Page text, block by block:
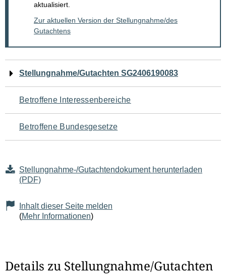
aktualisiert.
Zur aktuellen Version der Stellungnahme/des
Gutachtens
Navigation
für
den
Seiteninhalt
Stellungnahme/Gutachten SG2406190083
Betroffene Interessenbereiche
Betroffene Bundesgesetze
Stellungnahme-/Gutachtendokument herunterladen
(PDF)
Inhalt dieser Seite melden
(Mehr Informationen)
Details zu Stellungnahme/Gutachten